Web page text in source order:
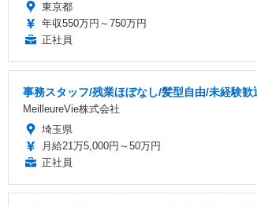
東京都
年収550万円～750万円
正社員
事務スタッフ/残業ほぼなし/髪型自由/未経験
MeilleureVie株式会社
埼玉県
月給21万5,000円～50万円
正社員